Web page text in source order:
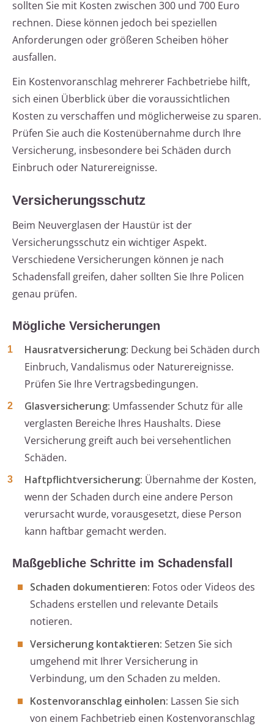
sollten Sie mit Kosten zwischen 300 und 700 Euro
rechnen. Diese können jedoch bei speziellen
Anforderungen oder größeren Scheiben höher
ausfallen.
Ein Kostenvoranschlag mehrerer Fachbetriebe hilft,
sich einen Überblick über die voraussichtlichen
Kosten zu verschaffen und möglicherweise zu sparen.
Prüfen Sie auch die Kostenübernahme durch Ihre
Versicherung, insbesondere bei Schäden durch
Einbruch oder Naturereignisse.
Versicherungsschutz
Beim Neuverglasen der Haustür ist der
Versicherungsschutz ein wichtiger Aspekt.
Verschiedene Versicherungen können je nach
Schadensfall greifen, daher sollten Sie Ihre Policen
genau prüfen.
Mögliche Versicherungen
Hausratversicherung: Deckung bei Schäden durch
Einbruch, Vandalismus oder Naturereignisse.
Prüfen Sie Ihre Vertragsbedingungen.
Glasversicherung: Umfassender Schutz für alle
verglasten Bereiche Ihres Haushalts. Diese
Versicherung greift auch bei versehentlichen
Schäden.
Haftpflichtversicherung: Übernahme der Kosten,
wenn der Schaden durch eine andere Person
verursacht wurde, vorausgesetzt, diese Person
kann haftbar gemacht werden.
Maßgebliche Schritte im Schadensfall
Schaden dokumentieren: Fotos oder Videos des
Schadens erstellen und relevante Details
notieren.
Versicherung kontaktieren: Setzen Sie sich
umgehend mit Ihrer Versicherung in
Verbindung, um den Schaden zu melden.
Kostenvoranschlag einholen: Lassen Sie sich
von einem Fachbetrieb einen Kostenvoranschlag